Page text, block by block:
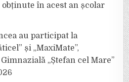
în acest an școlar
au participat la
și „MaxiMate”,
„Ștefan cel Mare”